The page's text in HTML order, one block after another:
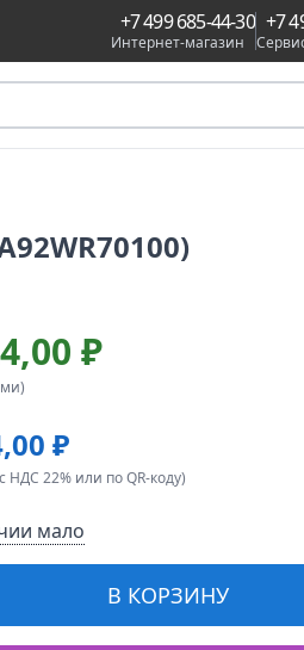
+7 499 685-44-30
Интернет-магазин
+7
₽
₽
НДС 22% или по QR-коду)
мало
В КОРЗИНУ